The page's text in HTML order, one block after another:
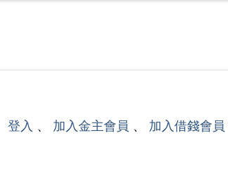
登入 、 加入金主會員 、 加入借錢會員